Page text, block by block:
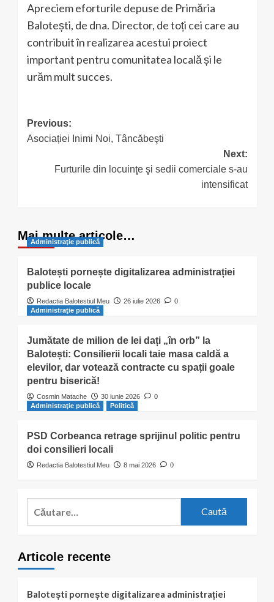
Apreciem eforturile depuse de Primăria
Balotești, de dna. Director, de toți cei care au
contribuit în realizarea acestui proiect
important pentru comunitatea locală și le
urăm mult succes.
Post
navigation
Previous:
Asociației Inimi Noi, Tâncăbeşti
Next:
Furturile din locuinţe şi sedii comerciale s-au
intensificat
Mai multe articole…
Administraţie publică
Balotești pornește digitalizarea administrației
publice locale
Redactia Balotestiul Meu 26 iulie 2026
0
Administraţie publică
Jumătate de milion de lei dați „în orb” la
Balotești: Consilierii locali taie masa caldă a
elevilor, dar votează contracte cu spații goale
pentru biserică!
Cosmin Matache 30 iunie 2026
0
Administraţie publică
Politică
PSD Corbeanca retrage sprijinul politic pentru
doi consilieri locali
Redactia Balotestiul Meu 8 mai 2026 0
Caută
Articole recente
Balotești pornește digitalizarea administrației